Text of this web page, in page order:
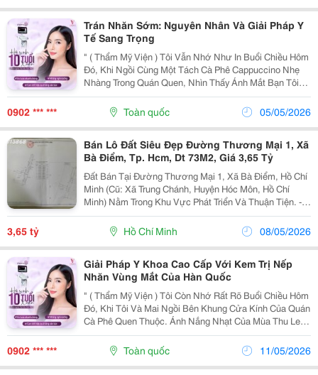
Trán Nhăn Sớm: Nguyên Nhân Và Giải Pháp Y
Tế Sang Trọng
" ( Thẩm Mỹ Viện ) Tôi Vẫn Nhớ Như In Buổi Chiều Hôm
Đó, Khi Ngồi Cùng Một Tách Cà Phê Cappuccino Nhẹ
Nhàng Trong Quán Quen, Nhìn Thấy Ánh Mắt Bạn Tôi
Thoáng Chút E Dè Trước Gương. Lan &Ndash; Bạn
Thân Của Tôi Từ Thời Đại Học &Ndash; Luôn Là
Người...
0902 *** *** Toàn quốc 05/05/2026
Bán Lô Đất Siêu Đẹp Đường Thương Mại 1, Xã
Bà Điểm, Tp. Hcm, Dt 73M2, Giá 3,65 Tỷ
Đất Bán Tại Đường Thương Mại 1, Xã Bà Điểm, Hồ Chí
Minh (Cũ: Xã Trung Chánh, Huyện Hóc Môn, Hồ Chí
Minh) Nằm Trong Khu Vực Phát Triển Và Thuận Tiện. -
Diện Tích: 73M2 - Giá Bán: 3,65 Tỷ. - Mặt Tiền: 5M, Phù
Hợp Cho Kinh Doanh. - Hẻm 7M, Thuận...
3,65 tỷ Hồ Chí Minh 08/05/2026
Giải Pháp Y Khoa Cao Cấp Với Kem Trị Nếp
Nhăn Vùng Mắt Của Hàn Quốc
" ( Thẩm Mỹ Viện ) Tôi Còn Nhớ Rất Rõ Buổi Chiều Hôm
Đó, Khi Tôi Và Mai Ngồi Bên Khung Cửa Kính Của Quán
Cà Phê Quen Thuộc. Ánh Nắng Nhạt Của Mùa Thu Len
Lỏi Qua Tán Lá, Chiếu Nhẹ Lên Gương Mặt Bạn Tôi
&Mdash; Người Đã Từng Là &Ldquo;Nữ
Thần&Rdquo;...
0902 *** *** Toàn quốc 11/05/2026